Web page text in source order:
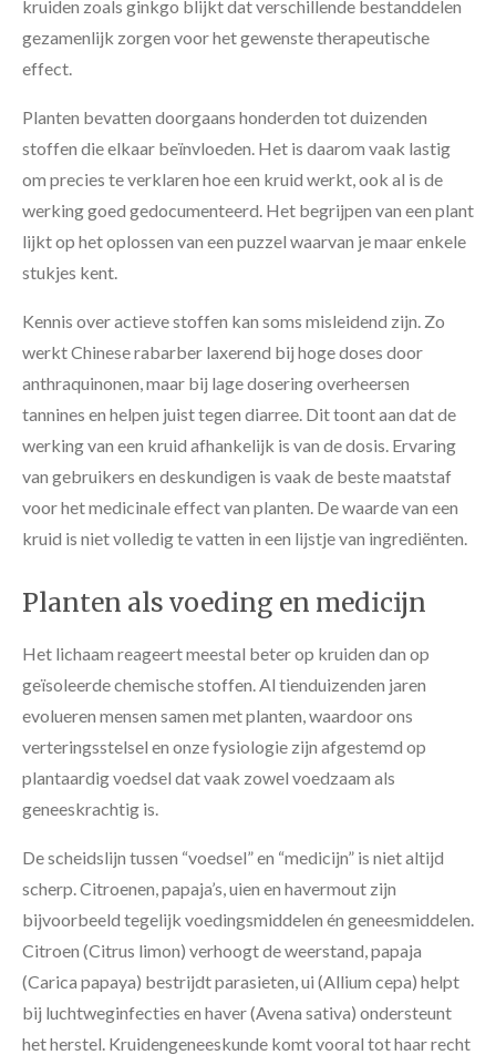
kruiden zoals ginkgo blijkt dat verschillende bestanddelen
gezamenlijk zorgen voor het gewenste therapeutische
effect.
Planten bevatten doorgaans honderden tot duizenden
stoffen die elkaar beïnvloeden. Het is daarom vaak lastig
om precies te verklaren hoe een kruid werkt, ook al is de
werking goed gedocumenteerd. Het begrijpen van een plant
lijkt op het oplossen van een puzzel waarvan je maar enkele
stukjes kent.
Kennis over actieve stoffen kan soms misleidend zijn. Zo
werkt Chinese rabarber laxerend bij hoge doses door
anthraquinonen, maar bij lage dosering overheersen
tannines en helpen juist tegen diarree. Dit toont aan dat de
werking van een kruid afhankelijk is van de dosis. Ervaring
van gebruikers en deskundigen is vaak de beste maatstaf
voor het medicinale effect van planten. De waarde van een
kruid is niet volledig te vatten in een lijstje van ingrediënten.
Planten als voeding en medicijn
Het lichaam reageert meestal beter op kruiden dan op
geïsoleerde chemische stoffen. Al tienduizenden jaren
evolueren mensen samen met planten, waardoor ons
verteringsstelsel en onze fysiologie zijn afgestemd op
plantaardig voedsel dat vaak zowel voedzaam als
geneeskrachtig is.
De scheidslijn tussen “voedsel” en “medicijn” is niet altijd
scherp. Citroenen, papaja’s, uien en havermout zijn
bijvoorbeeld tegelijk voedingsmiddelen én geneesmiddelen.
Citroen (Citrus limon) verhoogt de weerstand, papaja
(Carica papaya) bestrijdt parasieten, ui (Allium cepa) helpt
bij luchtweginfecties en haver (Avena sativa) ondersteunt
het herstel. Kruidengeneeskunde komt vooral tot haar recht